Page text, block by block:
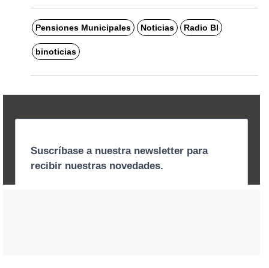
Pensiones Municipales Noticias Radio BI
binoticias